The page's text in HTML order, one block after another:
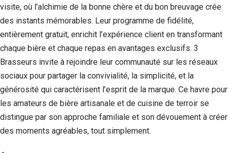
visite, où l’alchimie de la bonne chère et du bon breuvage crée
des instants mémorables. Leur programme de fidélité,
entièrement gratuit, enrichit l’expérience client en transformant
chaque bière et chaque repas en avantages exclusifs. 3
Brasseurs invite à rejoindre leur communauté sur les réseaux
sociaux pour partager la convivialité, la simplicité, et la
générosité qui caractérisent l’esprit de la marque. Ce havre pour
les amateurs de bière artisanale et de cuisine de terroir se
distingue par son approche familiale et son dévouement à créer
des moments agréables, tout simplement.
Nécessaire
Ces cookies ne
sont pas
facultatifs. Ils
sont
nécessaires au
fonctionnement
du site Web.